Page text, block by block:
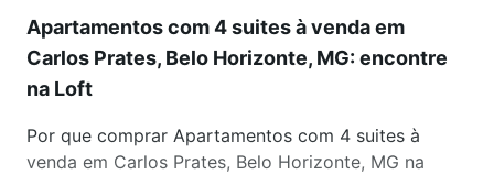
Apartamentos com 4 suites à venda em
Carlos Prates, Belo Horizonte, MG: encontre
na Loft
Por que comprar Apartamentos com 4 suites à
venda em Carlos Prates, Belo Horizonte, MG na